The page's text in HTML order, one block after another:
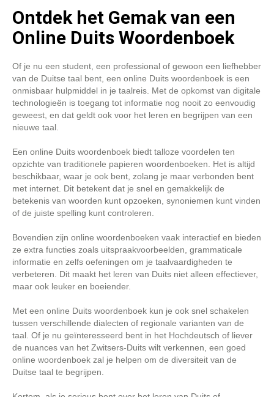
Ontdek het Gemak van een
Online Duits Woordenboek
Of je nu een student, een professional of gewoon een liefhebber
van de Duitse taal bent, een online Duits woordenboek is een
onmisbaar hulpmiddel in je taalreis. Met de opkomst van digitale
technologieën is toegang tot informatie nog nooit zo eenvoudig
geweest, en dat geldt ook voor het leren en begrijpen van een
nieuwe taal.
Een online Duits woordenboek biedt talloze voordelen ten
opzichte van traditionele papieren woordenboeken. Het is altijd
beschikbaar, waar je ook bent, zolang je maar verbonden bent
met internet. Dit betekent dat je snel en gemakkelijk de
betekenis van woorden kunt opzoeken, synoniemen kunt vinden
of de juiste spelling kunt controleren.
Bovendien zijn online woordenboeken vaak interactief en bieden
ze extra functies zoals uitspraakvoorbeelden, grammaticale
informatie en zelfs oefeningen om je taalvaardigheden te
verbeteren. Dit maakt het leren van Duits niet alleen effectiever,
maar ook leuker en boeiender.
Met een online Duits woordenboek kun je ook snel schakelen
tussen verschillende dialecten of regionale varianten van de
taal. Of je nu geïnteresseerd bent in het Hochdeutsch of liever
de nuances van het Zwitsers-Duits wilt verkennen, een goed
online woordenboek zal je helpen om de diversiteit van de
Duitse taal te begrijpen.